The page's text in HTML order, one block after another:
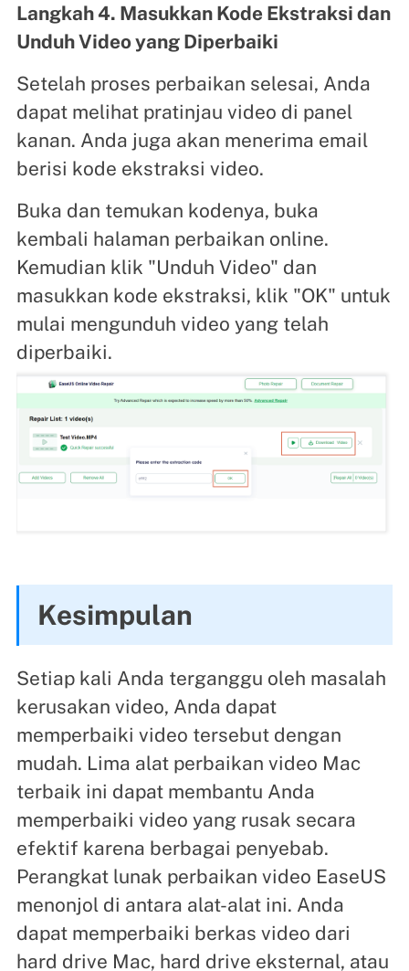
Langkah 4. Masukkan Kode Ekstraksi dan
Unduh Video yang Diperbaiki
Setelah proses perbaikan selesai, Anda
dapat melihat pratinjau video di panel
kanan. Anda juga akan menerima email
berisi kode ekstraksi video.
Buka dan temukan kodenya, buka
kembali halaman perbaikan online.
Kemudian klik "Unduh Video" dan
masukkan kode ekstraksi, klik "OK" untuk
mulai mengunduh video yang telah
diperbaiki.
Kesimpulan
Setiap kali Anda terganggu oleh masalah
kerusakan video, Anda dapat
memperbaiki video tersebut dengan
mudah. Lima alat perbaikan video Mac
terbaik ini dapat membantu Anda
memperbaiki video yang rusak secara
efektif karena berbagai penyebab.
Perangkat lunak perbaikan video EaseUS
menonjol di antara alat-alat ini. Anda
dapat memperbaiki berkas video dari
hard drive Mac, hard drive eksternal, atau